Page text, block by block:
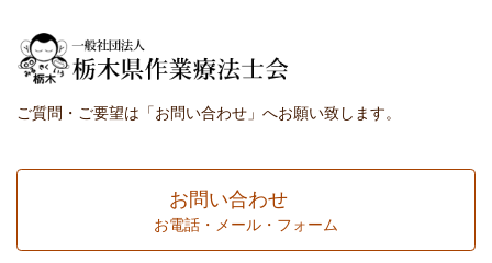
ご質問・ご要望は「お問い合わせ」へお願い致します。
お問い合わせ
お電話・メール・フォーム